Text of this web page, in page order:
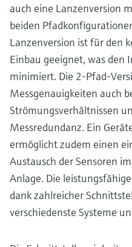
auch eine Lanzenversion
beiden
Lanzenversion ist für den
Einbau geeignet, was den
minimiert. Die 2-Pfad-
Messgenauigkeiten auch
Strömungsverhältnissen
Messredundanz. Ein
ermöglicht zudem einen
Austausch der Sensoren
Anlage. Die
dank zahlreicher
verschiedenste Systeme